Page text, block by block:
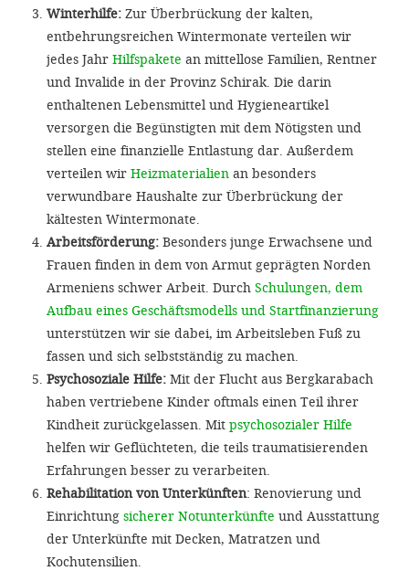
Winterhilfe: Zur Überbrückung der kalten,
entbehrungsreichen Wintermonate verteilen wir
jedes Jahr Hilfspakete an mittellose Familien, Rentner
und Invalide in der Provinz Schirak. Die darin
enthaltenen Lebensmittel und Hygieneartikel
versorgen die Begünstigten mit dem Nötigsten und
stellen eine finanzielle Entlastung dar. Außerdem
verteilen wir Heizmaterialien an besonders
verwundbare Haushalte zur Überbrückung der
kältesten Wintermonate.
Arbeitsförderung: Besonders junge Erwachsene und
Frauen finden in dem von Armut geprägten Norden
Armeniens schwer Arbeit. Durch Schulungen, dem
Aufbau eines Geschäftsmodells und Startfinanzierung
unterstützen wir sie dabei, im Arbeitsleben Fuß zu
fassen und sich selbstständig zu machen.
Psychosoziale Hilfe: Mit der Flucht aus Bergkarabach
haben vertriebene Kinder oftmals einen Teil ihrer
Kindheit zurückgelassen. Mit psychosozialer Hilfe
helfen wir Geflüchteten, die teils traumatisierenden
Erfahrungen besser zu verarbeiten.
Rehabilitation von Unterkünften: Renovierung und
Einrichtung sicherer Notunterkünfte und Ausstattung
der Unterkünfte mit Decken, Matratzen und
Kochutensilien.